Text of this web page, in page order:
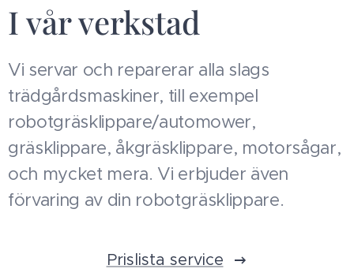
I vår verkstad
Vi servar och reparerar alla slags
trädgårdsmaskiner, till exempel
robotgräsklippare/automower,
gräsklippare, åkgräsklippare, motorsågar,
och mycket mera. Vi erbjuder även
förvaring av din robotgräsklippare.
Prislista service